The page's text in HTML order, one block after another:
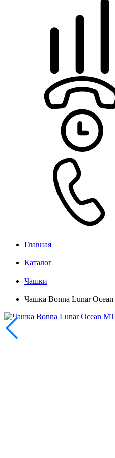
Главная
|
Каталог
|
Чашки
|
Чашка Bonna Lunar